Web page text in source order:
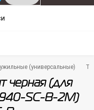
(универсальные)
черная (для
SC-B-2M)